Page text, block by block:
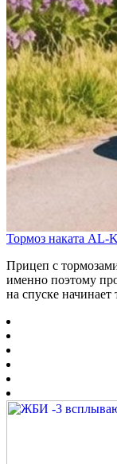
Тормоз наката AL-
Прицеп с
именно поэтому
на спуске начинает